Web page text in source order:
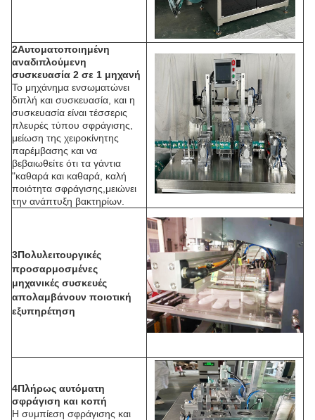
2Αυτοματοποιημένη
αναδιπλούμενη
συσκευασία 2 σε 1 μηχανή
Το μηχάνημα ενσωματώνει
διπλή και συσκευασία, και η
συσκευασία είναι τέσσερις
πλευρές τύπου σφράγισης,
μείωση της χειροκίνητης
παρέμβασης και να
βεβαιωθείτε ότι τα γάντια
"καθαρά και καθαρά, καλή
ποιότητα σφράγισης,μειώνει
την ανάπτυξη βακτηρίων.
3Πολυλειτουργικές
προσαρμοσμένες
μηχανικές συσκευές
απολαμβάνουν ποιοτική
εξυπηρέτηση
4Πλήρως αυτόματη
σφράγιση και κοπή
Η συμπίεση σφράγισης και